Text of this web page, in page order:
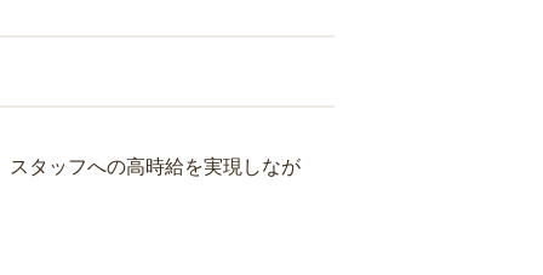
タッフへの高時給を実現しなが